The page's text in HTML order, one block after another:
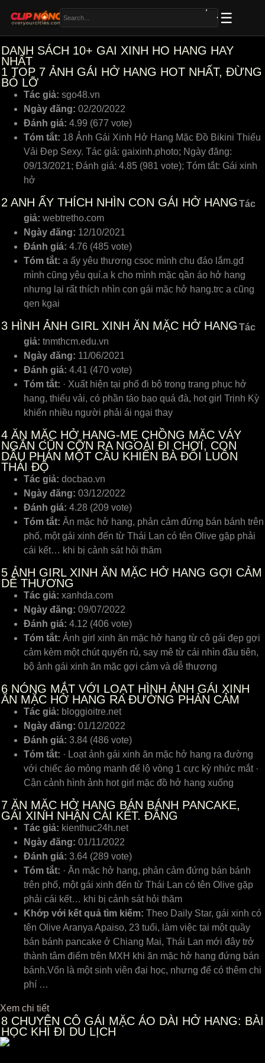
DANH SÁCH 10+ GAI XINH HO HANG HAY
NHẤT
1 TOP 7 ẢNH GÁI HỞ HANG HOT NHẤT, ĐỪNG
BỎ LỠ
Tác giả: sgo48.vn
Ngày đăng: 02/20/2022
Đánh giá: 4.99 (677 vote)
Tóm tắt: 18 Ảnh Gái Xinh Hở Hang Mặc Đồ Bikini Thiếu
Vải Đẹp Sexy. Tác giả: gaixinh.photo; Ngày đăng:
09/13/2021; Đánh giá: 4.85 (981 vote); Tóm tắt: Gái xinh
hở
2 ANH ẤY THÍCH NHÌN CON GÁI HỞ HANG Tác
giả: webtretho.com
Ngày đăng: 12/10/2021
Đánh giá: 4.76 (485 vote)
Tóm tắt: a ấy yêu thương csoc mình chu đáo lắm.gđ
mình cũng yêu quí.a k cho mình mặc qần áo hở hang
nhưng lại rất thích nhìn con gái mặc hở hang.trc a cũng
qen kgai
3 HÌNH ẢNH GIRL XINH ĂN MẶC HỞ HANG Tác
giả: tnmthcm.edu.vn
Ngày đăng: 11/06/2021
Đánh giá: 4.41 (470 vote)
Tóm tắt: · Xuất hiện tại phố đi bộ trong trang phục hở
hang, thiếu vải, có phần táo bạo quá đà, hot girl Trịnh Kỳ
khiến nhiều người phải ái ngại thay
4 ĂN MẶC HỞ HANG-MẸ CHỒNG MẶC VÁY
NGẮN CŨN CỠN RA NGOÀI ĐI CHƠI, CON
DÂU PHÁN MỘT CÂU KHIẾN BÀ ĐỔI LUÔN
THÁI ĐỘ
Tác giả: docbao.vn
Ngày đăng: 03/12/2022
Đánh giá: 4.28 (209 vote)
Tóm tắt: Ăn mặc hở hang, phản cảm đứng bán bánh trên
phố, một gái xinh đến từ Thái Lan có tên Olive gặp phải
cái kết… khi bị cảnh sát hỏi thăm
5 ẢNH GIRL XINH ĂN MẶC HỞ HANG GỢI CẢM
DỄ THƯƠNG
Tác giả: xanhda.com
Ngày đăng: 09/07/2022
Đánh giá: 4.12 (406 vote)
Tóm tắt: Ảnh girl xinh ăn mặc hở hang từ cô gái đẹp gợi
cảm kèm một chút quyến rủ, say mê từ cái nhìn đầu tiên,
bộ ảnh gái xinh ăn mặc gợi cảm và dễ thương
6 NÓNG MẮT VỚI LOẠT HÌNH ẢNH GÁI XINH
ĂN MẶC HỞ HANG RA ĐƯỜNG PHẢN CẢM
Tác giả: bloggioitre.net
Ngày đăng: 01/12/2022
Đánh giá: 3.84 (486 vote)
Tóm tắt: · Loạt ảnh gái xinh ăn mặc hở hang ra đường
với chiếc áo mỏng manh để lộ vòng 1 cực kỳ nhức mắt ·
Cận cảnh hình ảnh hot girl mặc đồ hở hang xuống
7 ĂN MẶC HỞ HANG BÁN BÁNH PANCAKE,
GÁI XINH NHẬN CÁI KẾT. ĐẮNG
Tác giả: kienthuc24h.net
Ngày đăng: 01/11/2022
Đánh giá: 3.64 (289 vote)
Tóm tắt: · Ăn mặc hở hang, phản cảm đứng bán bánh
trên phố, một gái xinh đến từ Thái Lan có tên Olive gặp
phải cái kết… khi bị cảnh sát hỏi thăm
Khớp với kết quả tìm kiếm: Theo Daily Star, gái xinh có
tên Olive Aranya Apaiso, 23 tuổi, làm việc tại một quầy
bán bánh pancake ở Chiang Mai, Thái Lan mới đây trở
thành tâm điểm trên MXH khi ăn mặc hở hang đứng bán
bánh.Vốn là một sinh viên đại học, nhưng để có thêm chi
phí …
Xem chi tiết
8 CHUYỆN CÔ GÁI MẶC ÁO DÀI HỞ HANG: BÀI
HỌC KHI ĐI DU LỊCH